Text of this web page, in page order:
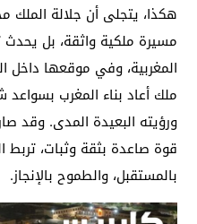
هكذا، يتجلى أن جلالة
مسيرة ملكية واثقة، بل يحدث
المغربية، وفي موقعها داخل
ملك أعاد بناء المغرب بسواعد
ورؤيته البعيدة المدى. وقد
قوة صاعدة بثقة وثبات، تربط
بالمستقبل، والطموح بالإنجاز.